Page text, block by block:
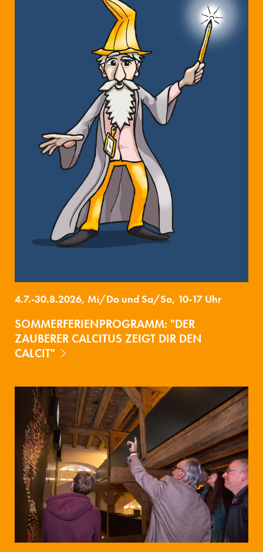
4.7.-30.8.2026, Mi/Do und Sa/So, 10-17 Uhr
SOMMERFERIENPROGRAMM: "DER
ZAUBERER CALCITUS ZEIGT DIR DEN
CALCIT"